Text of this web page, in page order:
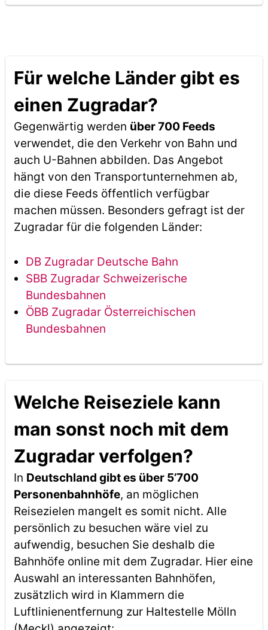
Für welche Länder gibt es
einen Zugradar?
Gegenwärtig werden über 700 Feeds
verwendet, die den Verkehr von Bahn und
auch U-Bahnen abbilden. Das Angebot
hängt von den Transportunternehmen ab,
die diese Feeds öffentlich verfügbar
machen müssen. Besonders gefragt ist der
Zugradar für die folgenden Länder:
DB Zugradar Deutsche Bahn
SBB Zugradar Schweizerische
Bundesbahnen
ÖBB Zugradar Österreichischen
Bundesbahnen
Welche Reiseziele kann
man sonst noch mit dem
Zugradar verfolgen?
In Deutschland gibt es über 5’700
Personenbahnhöfe, an möglichen
Reisezielen mangelt es somit nicht. Alle
persönlich zu besuchen wäre viel zu
aufwendig, besuchen Sie deshalb die
Bahnhöfe online mit dem Zugradar. Hier eine
Auswahl an interessanten Bahnhöfen,
zusätzlich wird in Klammern die
Luftlinienentfernung zur Haltestelle Mölln